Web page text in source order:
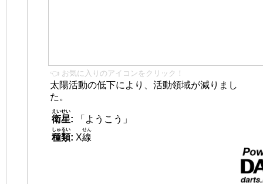
👈 お気に入りのアイコンをクリック！
太陽活動の低下により、活動領域が減りまし
た。
衛星
えいせい
:
「ようこう」
種類
しゅるい
: X線
せん